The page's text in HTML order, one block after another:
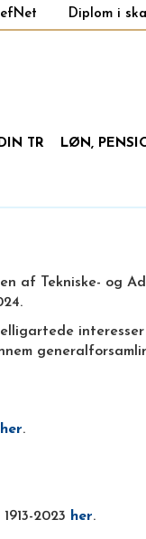
Diplom i
TR LØN,
af Tekniske- og
her.
2023 her.